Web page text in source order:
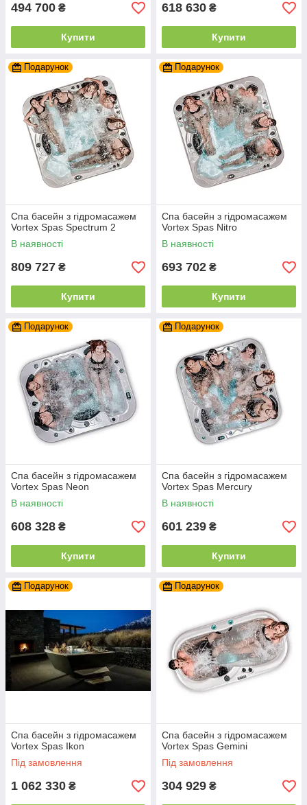
494 700 ₴
Купити
618 630 ₴
Купити
Подарунок
Спа басейн з гідромасажем
Vortex Spas Spectrum 2
В наявності
809 727 ₴
Купити
Подарунок
Спа басейн з гідромасажем
Vortex Spas Nitro
В наявності
693 702 ₴
Купити
Подарунок
Спа басейн з гідромасажем
Vortex Spas Neon
В наявності
608 328 ₴
Купити
Подарунок
Спа басейн з гідромасажем
Vortex Spas Mercury
В наявності
601 239 ₴
Купити
Подарунок
Спа басейн з гідромасажем
Vortex Spas Ikon
Під замовлення
1 062 330 ₴
Подарунок
Спа басейн з гідромасажем
Vortex Spas Gemini
Під замовлення
304 929 ₴